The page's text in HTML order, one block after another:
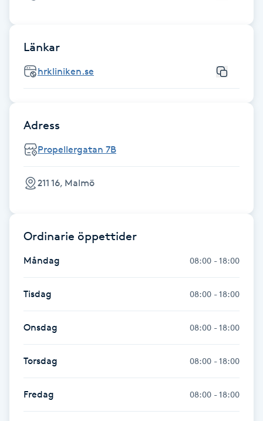
Herrklippning
HIFU
Hot Stone Massage
Hot yoga
Hudföryngring
Huduppstramning
Hudvård
Hyaluronsyra
Hyperhidros
Hypnos
Hårborttagning
Länkar
hrkliniken.se
Adress
Propellergatan 7B
211 16, Malmö
Ordinarie öppettider
Måndag 08:00 - 18:00
Tisdag 08:00 - 18:00
Onsdag 08:00 - 18:00
Torsdag 08:00 - 18:00
Fredag 08:00 - 18:00